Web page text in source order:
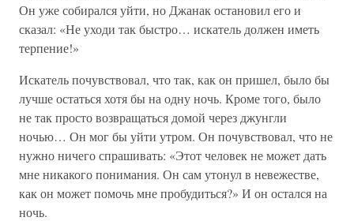
Он уже собирался уйти, но Джанак остановил его и
сказал: «Не уходи так быстро… искатель должен иметь
терпение!»
Искатель почувствовал, что так, как он пришел, было бы
лучше остаться хотя бы на одну ночь. Кроме того, было
не так просто возвращаться домой через джунгли
ночью… Он мог бы уйти утром. Он почувствовал, что не
нужно ничего спрашивать: «Этот человек не может дать
мне никакого понимания. Он сам утонул в невежестве,
как он может помочь мне пробудиться?» И он остался на
ночь.